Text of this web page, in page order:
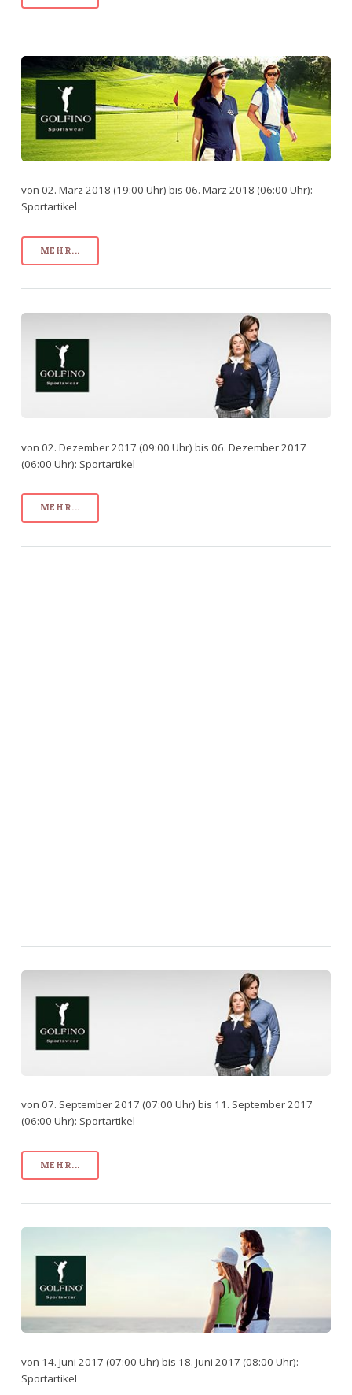
von 02. März 2018 (19:00 Uhr) bis 06. März 2018 (06:00 Uhr):
Sportartikel
MEHR...
von 02. Dezember 2017 (09:00 Uhr) bis 06. Dezember 2017
(06:00 Uhr): Sportartikel
MEHR...
von 07. September 2017 (07:00 Uhr) bis 11. September 2017
(06:00 Uhr): Sportartikel
MEHR...
von 14. Juni 2017 (07:00 Uhr) bis 18. Juni 2017 (08:00 Uhr):
Sportartikel